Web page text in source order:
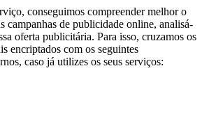
conseguimos compreender melhor o
campanhas de publicidade online, analisá-
oferta publicitária. Para isso, cruzamos os
encriptados com os seguintes
caso já utilizes os seus serviços: